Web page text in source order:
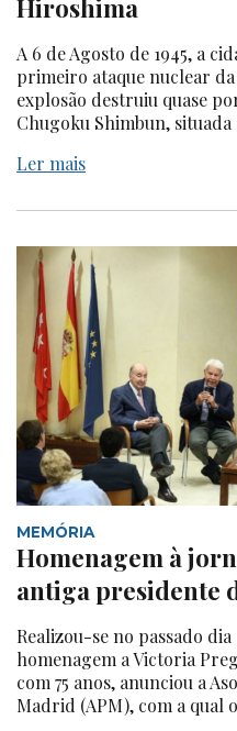
Hiroshima
A 6 de Agosto de 1945, a
primeiro ataque nuclear
explosão destruiu quase
Chugoku Shimbun, situada
Ler mais
MEMÓRIA
Homenagem à
antiga presidente
Realizou-se no passado
homenagem a Victoria
com 75 anos, anunciou a
Madrid (APM), com a qual